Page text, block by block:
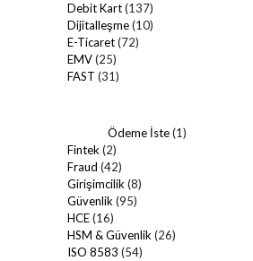
Debit Kart(137)
Dijitalleşme(10)
E-Ticaret(72)
EMV(25)
FAST (31)
Ödeme İste(1)
Fintek(2)
Fraud (42)
Girişimcilik(8)
Güvenlik(95)
HCE(16)
HSM & Güvenlik(26)
ISO 8583 (54)